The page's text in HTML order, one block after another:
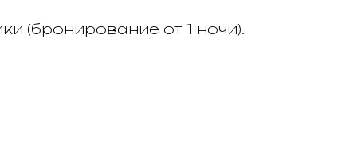
(бронирование от 1 ночи).